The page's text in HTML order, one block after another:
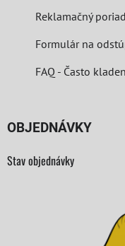
Reklamačný
Formulár na
FAQ - Často
OBJEDNÁVKY
Stav objednávky